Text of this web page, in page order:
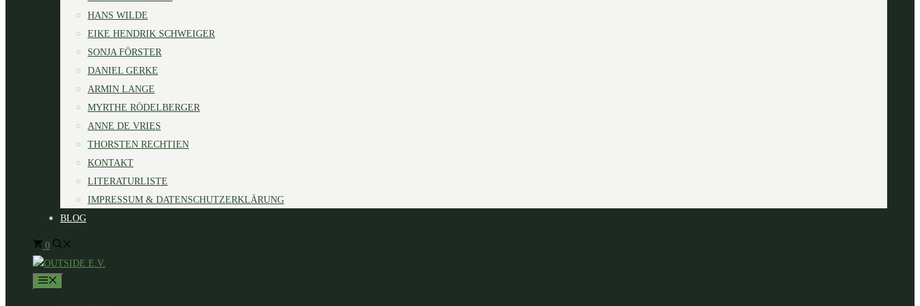
HANS WILDE
EIKE HENDRIK SCHWEIGER
SONJA FÖRSTER
DANIEL GERKE
ARMIN LANGE
MYRTHE RÖDELBERGER
ANNE DE VRIES
THORSTEN RECHTIEN
KONTAKT
LITERATURLISTE
IMPRESSUM & DATENSCHUTZERKLÄRUNG
BLOG
0